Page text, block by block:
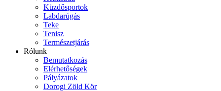
Küzdősportok
Labdarúgás
Teke
Tenisz
Természetjárás
Rólunk
Bemutatkozás
Elérhetőségek
Pályázatok
Dorogi Zöld Kör